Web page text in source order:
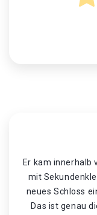
Er kam innerhalb
mit
neues Schloss
Das ist genau